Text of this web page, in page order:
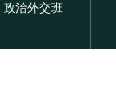
政治外交班